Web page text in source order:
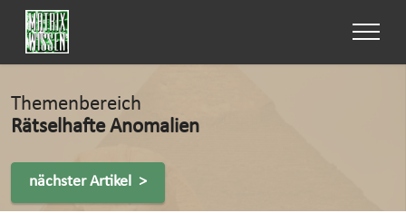
Themenbereich
Rätselhafte Anomalien
nächster Artikel >